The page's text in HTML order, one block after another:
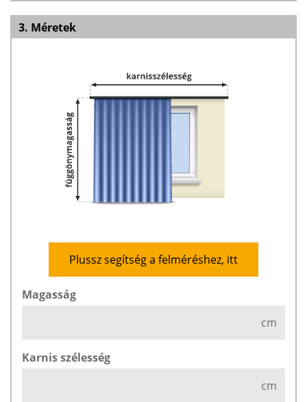
3. Méretek
Plussz segítség a felméréshez, itt
Magasság
cm
Karnis szélesség
cm